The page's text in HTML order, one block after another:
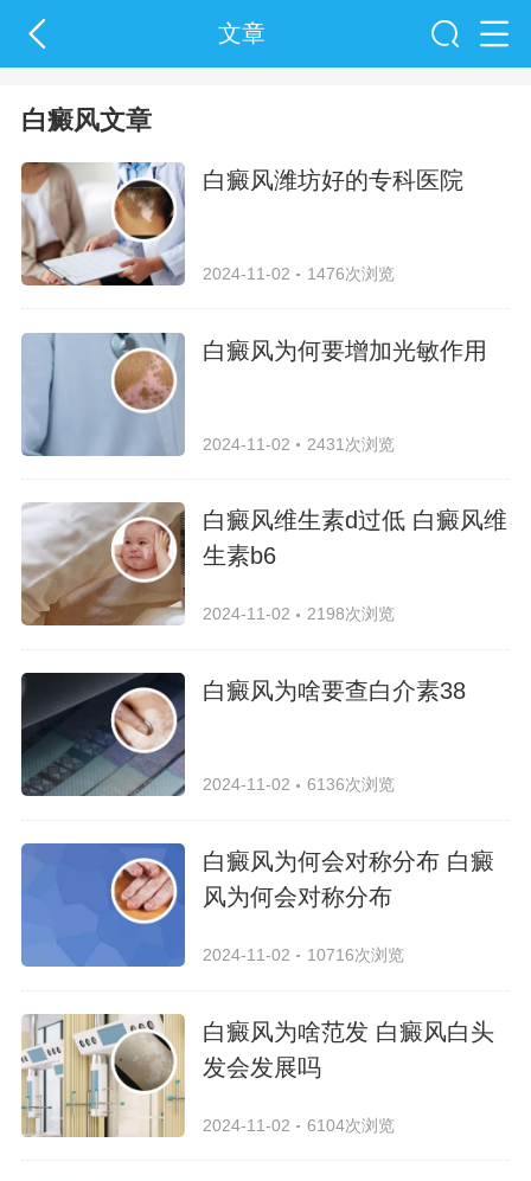
文章
白癜风文章
白癜风潍坊好的专科医院
2024-11-02 1476次浏览
白癜风为何要增加光敏作用
2024-11-02 2431次浏览
白癜风维生素d过低 白癜风维
生素b6
2024-11-02 2198次浏览
白癜风为啥要查白介素38
2024-11-02 6136次浏览
白癜风为何会对称分布 白癜
风为何会对称分布
2024-11-02 10716次浏览
白癜风为啥范发 白癜风白头
发会发展吗
2024-11-02 6104次浏览